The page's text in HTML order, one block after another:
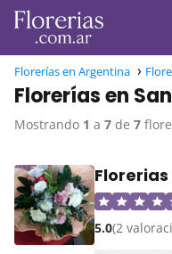
Florerías en Argentina
Florerías en
Mostrando 1 a 7 de 7
5.0(2